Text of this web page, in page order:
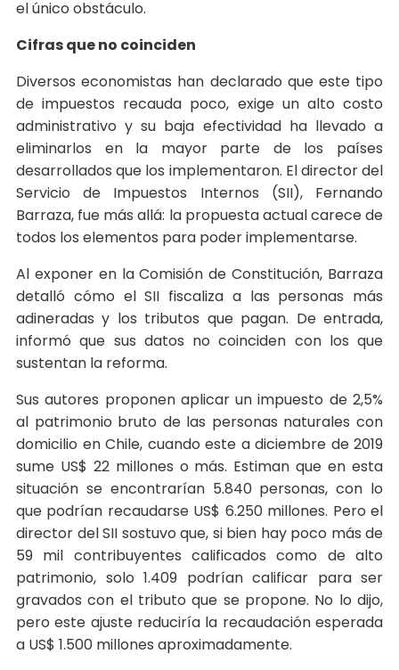
el único obstáculo.
Cifras que no coinciden
Diversos economistas han declarado que este tipo
de impuestos recauda poco, exige un alto costo
administrativo y su baja efectividad ha llevado a
eliminarlos en la mayor parte de los países
desarrollados que los implementaron. El director del
Servicio de Impuestos Internos (SII), Fernando
Barraza, fue más allá: la propuesta actual carece de
todos los elementos para poder implementarse.
Al exponer en la Comisión de Constitución, Barraza
detalló cómo el SII fiscaliza a las personas más
adineradas y los tributos que pagan. De entrada,
informó que sus datos no coinciden con los que
sustentan la reforma.
Sus autores proponen aplicar un impuesto de 2,5%
al patrimonio bruto de las personas naturales con
domicilio en Chile, cuando este a diciembre de 2019
sume US$ 22 millones o más. Estiman que en esta
situación se encontrarían 5.840 personas, con lo
que podrían recaudarse US$ 6.250 millones. Pero el
director del SII sostuvo que, si bien hay poco más de
59 mil contribuyentes calificados como de alto
patrimonio, solo 1.409 podrían calificar para ser
gravados con el tributo que se propone. No lo dijo,
pero este ajuste reduciría la recaudación esperada
a US$ 1.500 millones aproximadamente.